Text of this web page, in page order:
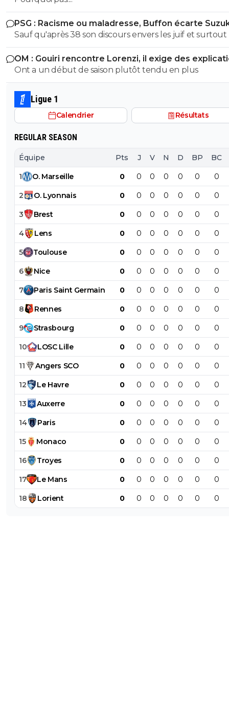
PSG : Racisme ou maladresse, Buffon écarte
Sauf qu'après 38 son discours envers les juif et surtout
nouvelles loies antisémites quil avait pondu étaient
autre que son discours de 1932 Espece de benêt ,apres si tu
cherche a avoir raison la ou tu as tort alors je te laisse
maladie mentale jai pas les facultés je suis pas toubib ni
psychiatre
OM : Gouiri rencontre Lorenzi, il exige des
Ont a un début de saison plutôt tendu en plus
Ligue 1
Calendrier Résultats
REGULAR SEASON
Équipe Pts J V N D BP BC
1 O. Marseille 0 0 0 0 0 0 0
2 O. Lyonnais 0 0 0 0 0 0 0
3 Brest 0 0 0 0 0 0 0
4 Lens 0 0 0 0 0 0 0
5 Toulouse 0 0 0 0 0 0 0
6 Nice 0 0 0 0 0 0 0
7 Paris Saint Germain 0 0 0 0 0 0 0
8 Rennes 0 0 0 0 0 0 0
9 Strasbourg 0 0 0 0 0 0 0
10 LOSC Lille 0 0 0 0 0 0 0
11 Angers SCO 0 0 0 0 0 0 0
12 Le Havre 0 0 0 0 0 0 0
13 Auxerre 0 0 0 0 0 0 0
14 Paris 0 0 0 0 0 0 0
15 Monaco 0 0 0 0 0 0 0
16 Troyes 0 0 0 0 0 0 0
17 Le Mans 0 0 0 0 0 0 0
18 Lorient 0 0 0 0 0 0 0